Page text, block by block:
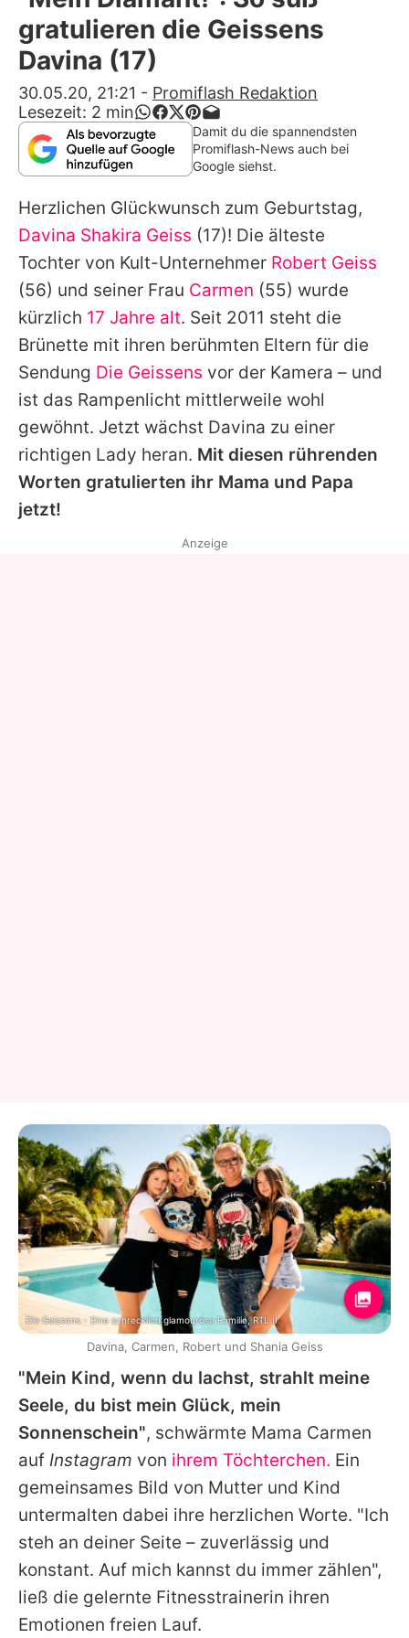
Alle Themen auf Promiflash
App runterladen
Team
Redaktionelle Richtlinien
Impressum
Datenschutzerklärung
Nutzungsbedingungen
Utiq verwalten
gratulieren die Geissens
Davina (17)
30.05.20, 21:21 - Promiflash Redaktion
Lesezeit: 2 min
Damit du die spannendsten
Promiflash-News auch bei
Google siehst.
Herzlichen Glückwunsch zum Geburtstag,
Davina Shakira Geiss (17)! Die älteste
Tochter von Kult-Unternehmer Robert Geiss
(56) und seiner Frau Carmen (55) wurde
kürzlich 17 Jahre alt. Seit 2011 steht die
Brünette mit ihren berühmten Eltern für die
Sendung Die Geissens vor der Kamera – und
ist das Rampenlicht mittlerweile wohl
gewöhnt. Jetzt wächst Davina zu einer
richtigen Lady heran. Mit diesen rührenden
Worten gratulierten ihr Mama und Papa
jetzt!
"Mein Kind, wenn du lachst, strahlt meine
Seele, du bist mein Glück, mein
Sonnenschein", schwärmte Mama Carmen
auf Instagram von ihrem Töchterchen. Ein
gemeinsames Bild von Mutter und Kind
untermalten dabei ihre herzlichen Worte. "Ich
steh an deiner Seite – zuverlässig und
konstant. Auf mich kannst du immer zählen",
ließ die gelernte Fitnesstrainerin ihren
Emotionen freien Lauf.
Anzeige
Die Geissens - Eine schrecklich glamouröse Familie, RTL II
Davina, Carmen, Robert und Shania Geiss